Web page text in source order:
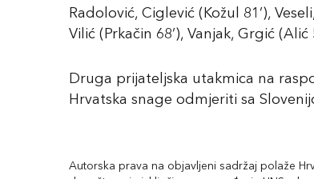
Radolović, Ciglević (Kožul 81’),
Vilić (Prkačin 68’), Vanjak, Grgić (Alić
Druga prijateljska utakmica na
Hrvatska snage odmjeriti sa
Autorska prava na objavljeni sadržaj polaže